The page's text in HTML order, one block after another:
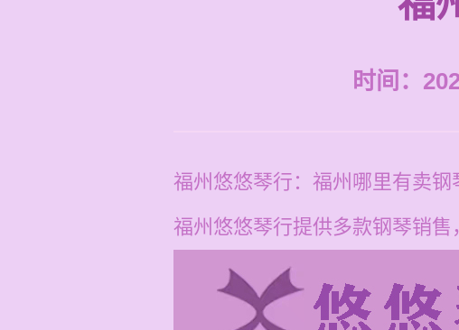
时间：
福州悠悠琴行：福州哪里有卖钢
福州悠悠琴行提供多款钢琴销售